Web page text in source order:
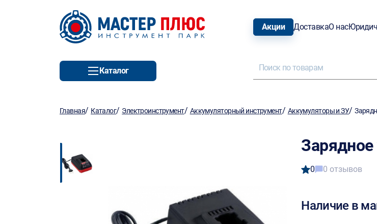
Акции ДоставкаО нас
Каталог
Главная/ Каталог/ Электроинструмент/ Аккумуляторный инструмент/ Аккумуляторы и ЗУ/
Зарядное
0 0 отзывов
Наличие в